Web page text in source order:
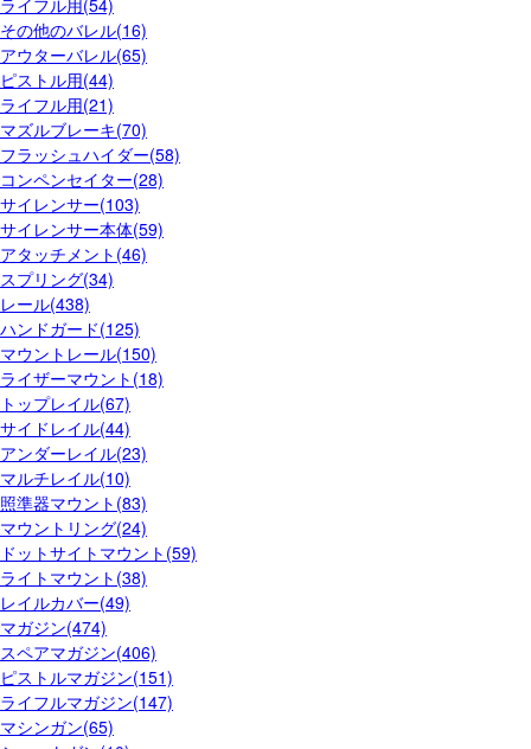
ライフル用(54)
その他のバレル(16)
アウターバレル(65)
ピストル用(44)
ライフル用(21)
マズルブレーキ(70)
フラッシュハイダー(58)
コンペンセイター(28)
サイレンサー(103)
サイレンサー本体(59)
アタッチメント(46)
スプリング(34)
レール(438)
ハンドガード(125)
マウントレール(150)
ライザーマウント(18)
トップレイル(67)
サイドレイル(44)
アンダーレイル(23)
マルチレイル(10)
照準器マウント(83)
マウントリング(24)
ドットサイトマウント(59)
ライトマウント(38)
レイルカバー(49)
マガジン(474)
スペアマガジン(406)
ピストルマガジン(151)
ライフルマガジン(147)
マシンガン(65)